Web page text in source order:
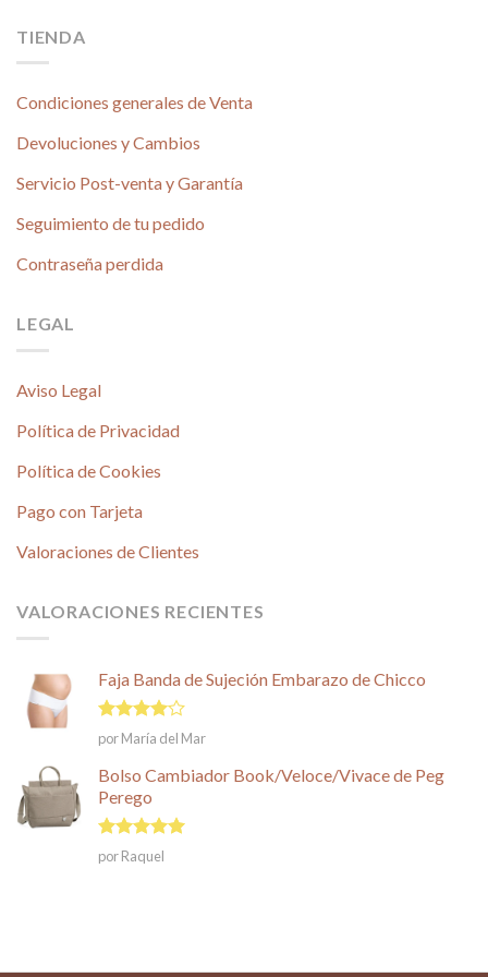
TIENDA
Condiciones generales de Venta
Devoluciones y Cambios
Servicio Post-venta y Garantía
Seguimiento de tu pedido
Contraseña perdida
LEGAL
Aviso Legal
Política de Privacidad
Política de Cookies
Pago con Tarjeta
Valoraciones de Clientes
VALORACIONES RECIENTES
Faja Banda de Sujeción Embarazo de Chicco
Valorado
en
5
por María del Mar
Bolso Cambiador Book/Veloce/Vivace de Peg
Perego
Valorado en
5
de 5
por Raquel